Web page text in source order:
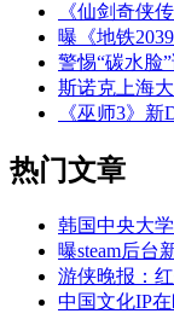
《仙剑奇侠
曝《地铁
警惕“碳水脸
斯诺克上海
《巫师3》
热门文章
韩国中央大
曝steam后台
游侠晚报：
中国文化IP